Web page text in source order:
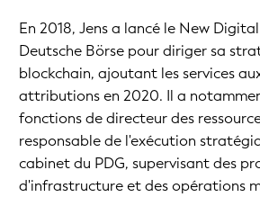
En 2018, Jens a lancé le New
Deutsche Börse pour diriger sa
blockchain, ajoutant les services
attributions en 2020. Il a
fonctions de directeur des
responsable de l'exécution
cabinet du PDG, supervisant des
d'infrastructure et des opérations